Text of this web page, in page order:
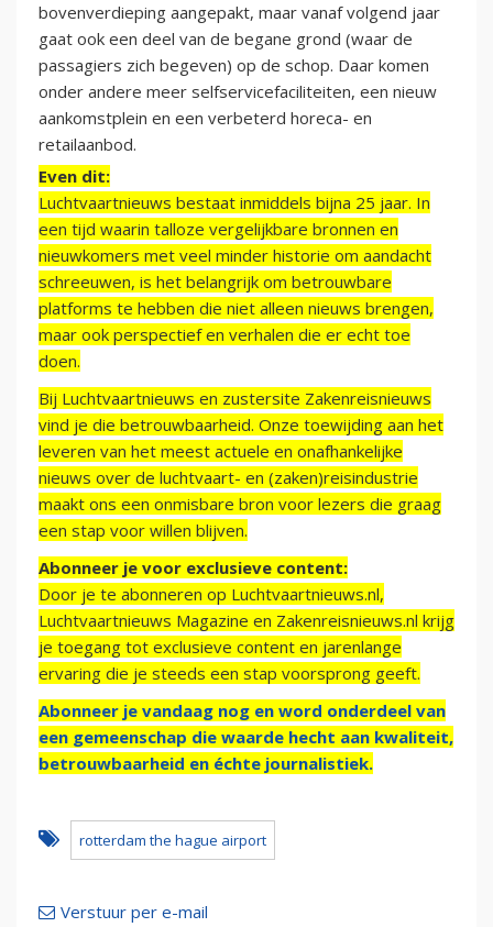
bovenverdieping aangepakt, maar vanaf volgend jaar
gaat ook een deel van de begane grond (waar de
passagiers zich begeven) op de schop. Daar komen
onder andere meer selfservicefaciliteiten, een nieuw
aankomstplein en een verbeterd horeca- en
retailaanbod.
Even dit:
Luchtvaartnieuws bestaat inmiddels bijna 25 jaar. In
een tijd waarin talloze vergelijkbare bronnen en
nieuwkomers met veel minder historie om aandacht
schreeuwen, is het belangrijk om betrouwbare
platforms te hebben die niet alleen nieuws brengen,
maar ook perspectief en verhalen die er echt toe
doen.
Bij Luchtvaartnieuws en zustersite Zakenreisnieuws
vind je die betrouwbaarheid. Onze toewijding aan het
leveren van het meest actuele en onafhankelijke
nieuws over de luchtvaart- en (zaken)reisindustrie
maakt ons een onmisbare bron voor lezers die graag
een stap voor willen blijven.
Abonneer je voor exclusieve content:
Door je te abonneren op Luchtvaartnieuws.nl,
Luchtvaartnieuws Magazine en Zakenreisnieuws.nl krijg
je toegang tot exclusieve content en jarenlange
ervaring die je steeds een stap voorsprong geeft.
Abonneer je vandaag nog en word onderdeel van
een gemeenschap die waarde hecht aan kwaliteit,
betrouwbaarheid en échte journalistiek.
rotterdam the hague airport
Verstuur per e-mail